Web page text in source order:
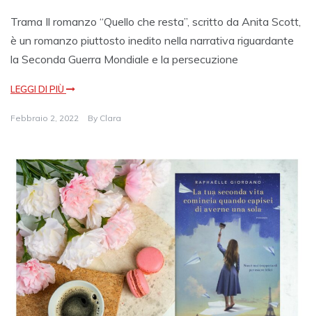
Trama Il romanzo “Quello che resta”, scritto da Anita Scott,
è un romanzo piuttosto inedito nella narrativa riguardante
la Seconda Guerra Mondiale e la persecuzione
LEGGI DI PIÙ
Febbraio 2, 2022 By Clara